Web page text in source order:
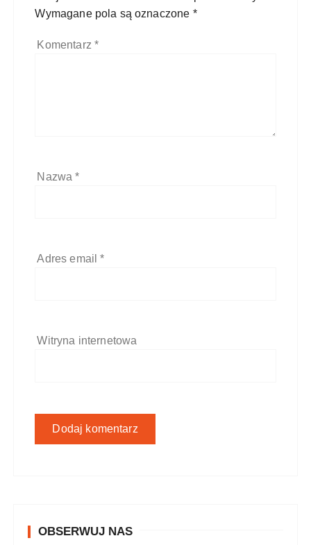
Wymagane pola są oznaczone *
Komentarz *
Nazwa*
Adres email*
Witryna internetowa
OBSERWUJ NAS